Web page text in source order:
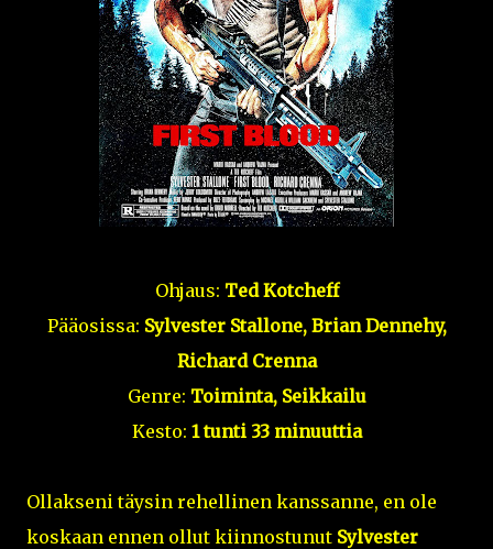
Ohjaus: Ted Kotcheff
Pääosissa: Sylvester Stallone, Brian Dennehy,
Richard Crenna
Genre: Toiminta, Seikkailu
Kesto: 1 tunti 33 minuuttia
Ollakseni täysin rehellinen kanssanne, en ole
koskaan ennen ollut kiinnostunut Sylvester